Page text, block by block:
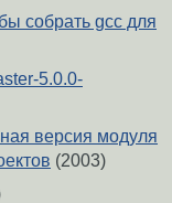
собрать gcc для
5.0.0-
версия модуля
(2003)